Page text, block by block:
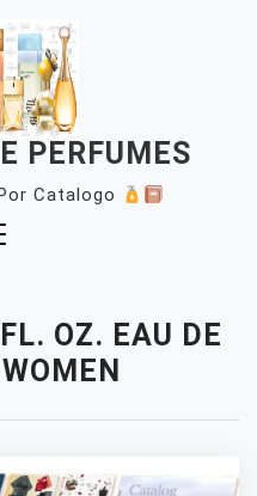
PERFUMES
Catalogo
OZ. EAU DE